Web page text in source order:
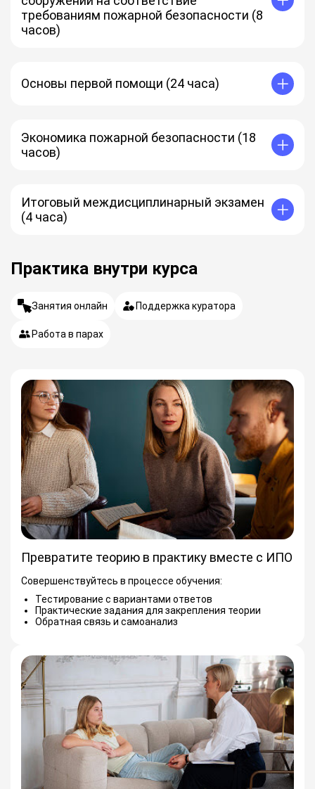
требованиям пожарной безопасности (8
часов)
Основы первой помощи (24 часа)
Экономика пожарной безопасности (18
часов)
Итоговый междисциплинарный экзамен
(4 часа)
Практика внутри курса
Занятия онлайн Поддержка куратора
Работа в парах
Превратите теорию в практику вместе с ИПО
Совершенствуйтесь в процессе обучения:
Тестирование с вариантами ответов
Практические задания для закрепления теории
Обратная связь и самоанализ